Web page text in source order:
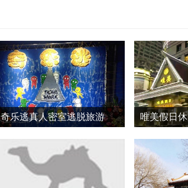
奇乐逃真人密室逃脱旅游 唯美假日